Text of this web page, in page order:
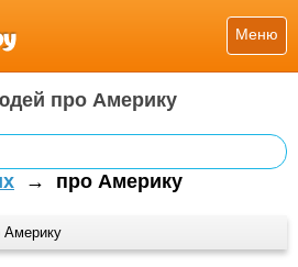
Меню
про Америку
→ про Америку
Америку